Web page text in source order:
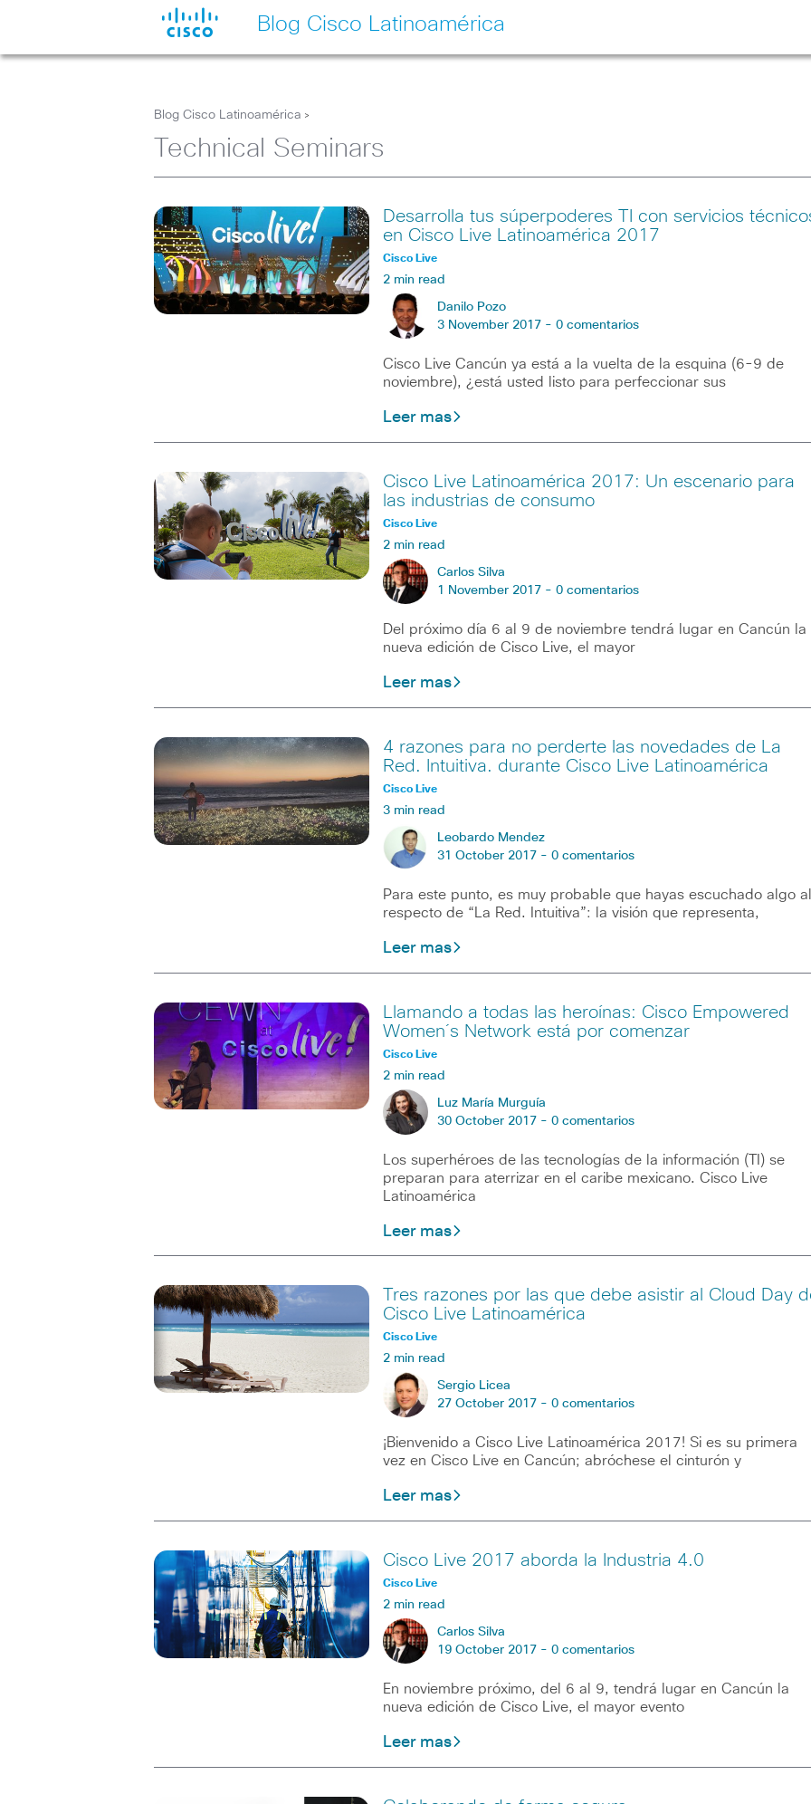
Blog Cisco Latinoamérica
Blog Cisco Latinoamérica >
Technical Seminars
Desarrolla tus súperpoderes TI con servicios
en Cisco Live Latinoamérica 2017
Cisco Live
2 min read
Danilo Pozo
3 November 2017 - 0 comentarios
Cisco Live Cancún ya está a la vuelta de la esquina (6-9 de
noviembre), ¿está usted listo para perfeccionar sus
Leer mas
Cisco Live Latinoamérica 2017: Un escenario para
las industrias de consumo
Cisco Live
2 min read
Carlos Silva
1 November 2017 - 0 comentarios
Del próximo día 6 al 9 de noviembre tendrá lugar en Cancún la
nueva edición de Cisco Live, el mayor
Leer mas
4 razones para no perderte las novedades de La
Red. Intuitiva. durante Cisco Live Latinoamérica
Cisco Live
3 min read
Leobardo Mendez
31 October 2017 - 0 comentarios
Para este punto, es muy probable que hayas escuchado algo al
respecto de “La Red. Intuitiva”: la visión que representa,
Leer mas
Llamando a todas las heroínas: Cisco Empowered
Women´s Network está por comenzar
Cisco Live
2 min read
Luz María Murguía
30 October 2017 - 0 comentarios
Los superhéroes de las tecnologías de la información (TI) se
preparan para aterrizar en el caribe mexicano. Cisco Live
Latinoamérica
Leer mas
Tres razones por las que debe asistir al Cloud Day
Cisco Live Latinoamérica
Cisco Live
2 min read
Sergio Licea
27 October 2017 - 0 comentarios
¡Bienvenido a Cisco Live Latinoamérica 2017! Si es su primera
vez en Cisco Live en Cancún; abróchese el cinturón y
Leer mas
Cisco Live 2017 aborda la Industria 4.0
Cisco Live
2 min read
Carlos Silva
19 October 2017 - 0 comentarios
En noviembre próximo, del 6 al 9, tendrá lugar en Cancún la
nueva edición de Cisco Live, el mayor evento
Leer mas